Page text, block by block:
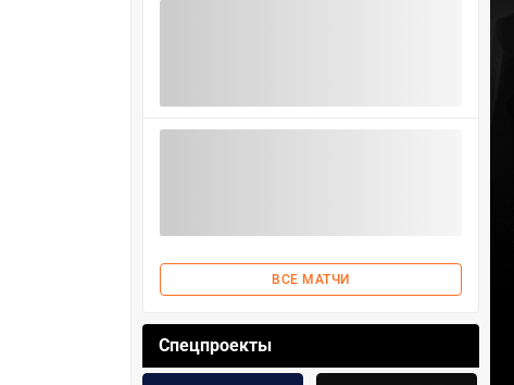
ВСЕ МАТЧИ
Спецпроекты